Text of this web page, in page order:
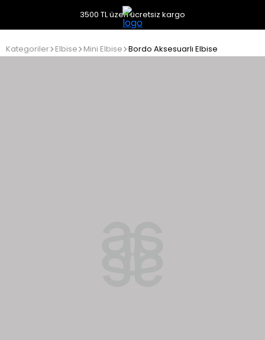
3500 TL üzeri ücretsiz kargo
Kategoriler Elbise Mini Elbise Bordo Aksesuarlı Elbise